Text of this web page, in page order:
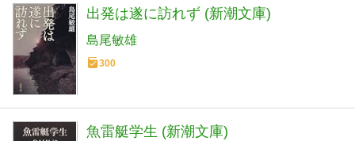
出発は遂に訪れず (新潮文庫)
島尾敏雄
300
魚雷艇学生 (新潮文庫)